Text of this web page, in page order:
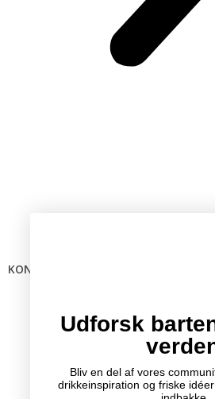
KONTAKTINFO
Udforsk
Bliv en del af vores
drikkeinspiration og friske